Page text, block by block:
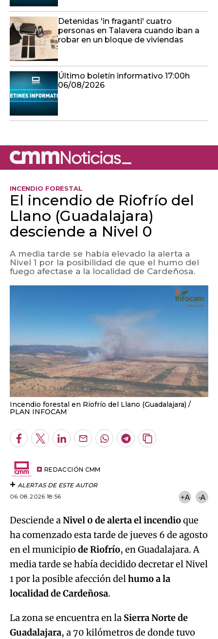
Detenidas 'in fraganti' cuatro
personas en Talavera cuando iban a
robar en un bloque de viviendas
Último boletín informativo 17:00h
06/08/2026
INCENDIO FORESTAL
El incendio de Riofrío del
Llano (Guadalajara)
desciende a Nivel 0
A media tarde se había elevado la alerta a
Nivel 1 por la posibilidad de que el humo del
fuego afectase a la localidad de Cardeñosa.
Incendio forestal en Riofrío del Llano (Guadalajara)
PLAN INFOCAM
Facebook
TwitterLinkedInEnviarWhatsapp
Telegram
Copiar
REDACCIÓN CMM
ALERTAS DE ESTE AUTOR
06.08.2026 18:56
+A -A
Desciende aNivel 0 de alerta el incendioque
ha comenzado esta tarde de jueves 6 de agosto
en el municipio de Riofrío, en Guadalajara. A
media tarde se había decidido decretar el Nivel
1 por la posible afección delhumo a la
localidad de Cardeñosa.
La zona se encuentra en la Sierra Norte de
Guadalajara, a 70 kilómetros de donde tuvo